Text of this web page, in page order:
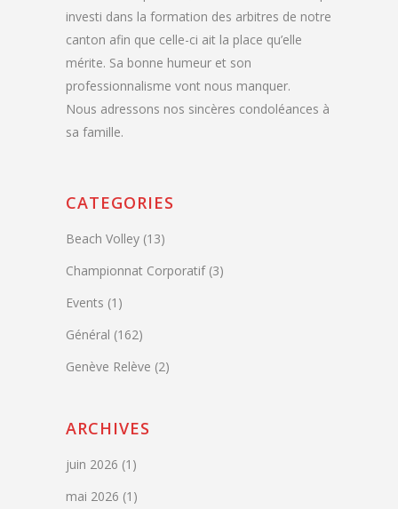
investi dans la formation des arbitres de notre
canton afin que celle-ci ait la place qu’elle
mérite. Sa bonne humeur et son
professionnalisme vont nous manquer.
Nous adressons nos sincères condoléances à
sa famille.
CATEGORIES
Beach Volley (13)
Championnat Corporatif(3)
Events (1)
Général (162)
Genève Relève (2)
ARCHIVES
juin 2026 (1)
mai 2026 (1)